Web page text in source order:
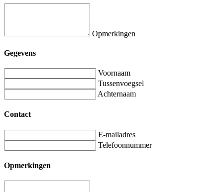
Opmerkingen
Gegevens
Voornaam
Tussenvoegsel
Achternaam
Contact
E-mailadres
Telefoonnummer
Opmerkingen